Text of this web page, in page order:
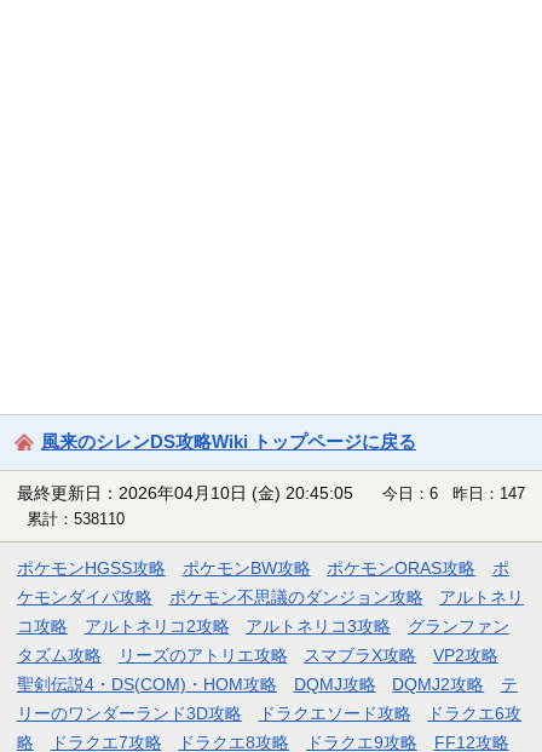
風来のシレンDS攻略Wiki トップページに戻る
最終更新日：2026年04月10日 (金) 20:45:05
今日：6 昨日：147
累計：538110
ポケモンHGSS攻略 ポケモンBW攻略 ポケモンORAS攻略
ポ
ケモンダイパ攻略
ポケモン不思議のダンジョン攻略
アルトネリ
コ攻略
アルトネリコ2攻略 アルトネリコ3攻略
グランファン
タズム攻略
リーズのアトリエ攻略 スマブラX攻略
VP2攻略
聖剣伝説4・DS(COM)・HOM攻略
DQMJ攻略 DQMJ2攻略
テ
リーのワンダーランド3D攻略
ドラクエソード攻略
ドラクエ6攻
略
ドラクエ7攻略 ドラクエ8攻略 ドラクエ9攻略 FF12攻略